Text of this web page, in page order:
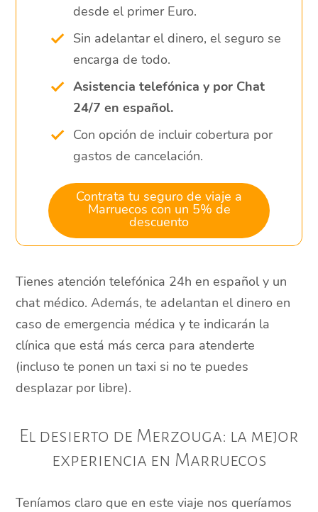
desde el primer Euro.
Sin adelantar el dinero, el seguro se
encarga de todo.
Asistencia telefónica y por Chat
24/7 en español.
Con opción de incluir cobertura por
gastos de cancelación.
Contrata tu seguro de viaje a
Marruecos con un 5% de
descuento
Tienes atención telefónica 24h en español y un
chat médico. Además, te adelantan el dinero en
caso de emergencia médica y te indicarán la
clínica que está más cerca para atenderte
(incluso te ponen un taxi si no te puedes
desplazar por libre).
El desierto de Merzouga: la mejor
experiencia en Marruecos
Teníamos claro que en este viaje nos queríamos